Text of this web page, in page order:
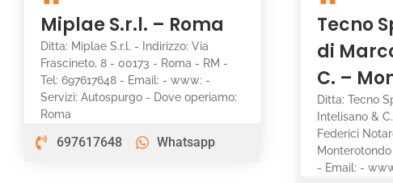
Miplae S.r.l. – Roma
Ditta: Miplae S.r.l. - Indirizzo: Via
Frascineto, 8 - 00173 - Roma - RM -
Tel: 697617648 - Email: - www: -
Servizi: Autospurgo - Dove operiamo:
Roma
697617648 Whatsapp
Tecno
di
C. –
Ditta: Tecno
Intelisano &
Federici
- Email: -